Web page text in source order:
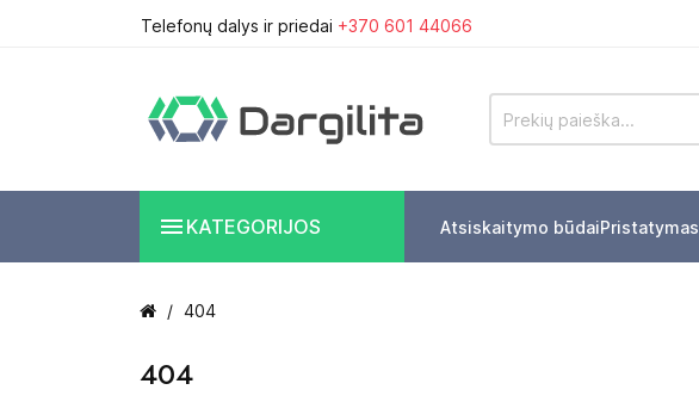
Telefonų dalys ir priedai +370 601 44066
 KATEGORIJOS Atsiskaitymo būdaiPristatymas
404
404